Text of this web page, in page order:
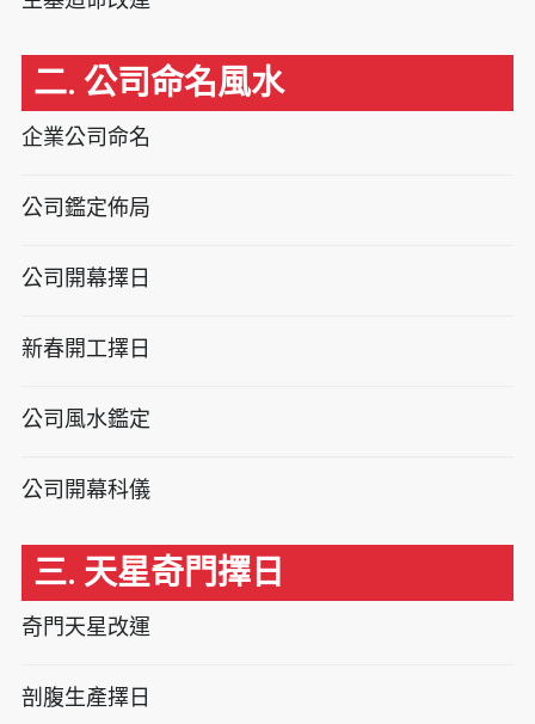
二. 公司命名風水
企業公司命名
公司鑑定佈局
公司開幕擇日
新春開工擇日
公司風水鑑定
公司開幕科儀
三. 天星奇門擇日
奇門天星改運
剖腹生產擇日